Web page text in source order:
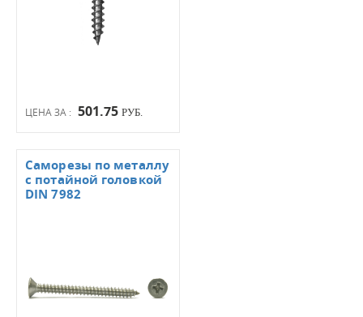
ЦЕНА ЗА : 501.75 РУБ.
Саморезы по металлу
с потайной головкой
DIN 7982